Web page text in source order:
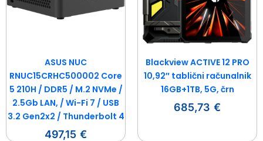
ASUS NUC
RNUC15CRHC500002 Core
5 210H / DDR5 / M.2 NVMe /
2.5Gb LAN, / Wi-Fi 7 / USB
3.2 Gen2x2 / Thunderbolt 4
497,15 €
Blackview ACTIVE 12 PRO
10,92″ tablični računalnik
16GB+1TB, 5G, črn
685,73 €